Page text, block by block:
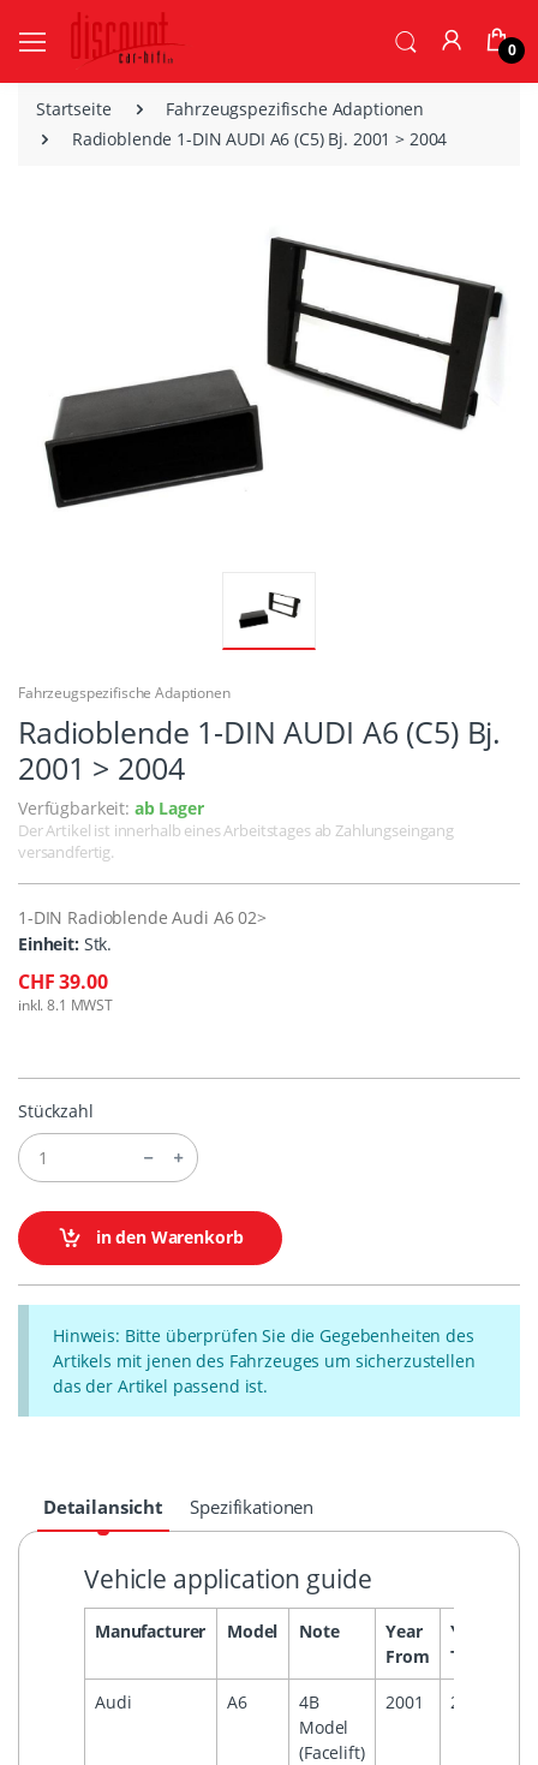
0
Startseite
Fahrzeugspezifische Adaptionen
Radioblende 1-DIN AUDI A6 (C5) Bj. 2001 > 2004
Fahrzeugspezifische Adaptionen
Radioblende 1-DIN AUDI A6 (C5) Bj.
2001 > 2004
Verfügbarkeit: ab Lager
Der Artikel ist innerhalb eines Arbeitstages ab Zahlungseingang
versandfertig.
1-DIN Radioblende Audi A6 02>
Einheit: Stk.
CHF 39.00
inkl. 8.1 MWST
Stückzahl
in den Warenkorb
Hinweis: Bitte überprüfen Sie die Gegebenheiten des
Artikels mit jenen des Fahrzeuges um sicherzustellen
das der Artikel passend ist.
Detailansicht Spezifikationen
Vehicle application guide
Manufacturer Model Note
Year
From
Year
To
Audi A6
4B
Model
(Facelift)
2001 2004